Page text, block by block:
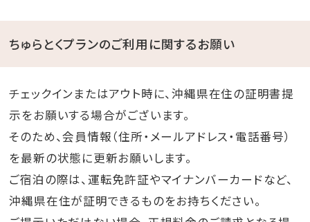
ちゅらとくプランのご利用に関するお願い
チェックインまたはアウト時に、沖縄県在住の証明書提
示をお願いする場合がございます。
そのため、会員情報（住所・メールアドレス・電話番号）
を最新の状態に更新お願いします。
ご宿泊の際は、運転免許証やマイナンバーカードなど、
沖縄県在住が証明できるものをお持ちください。